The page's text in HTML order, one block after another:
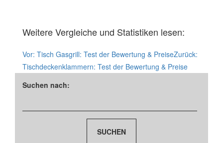
Weitere Vergleiche und Statistiken lesen:
Vor: Tisch Gasgrill: Test der Bewertung & PreiseZurück:
Tischdeckenklammern: Test der Bewertung & Preise
Suchen nach: